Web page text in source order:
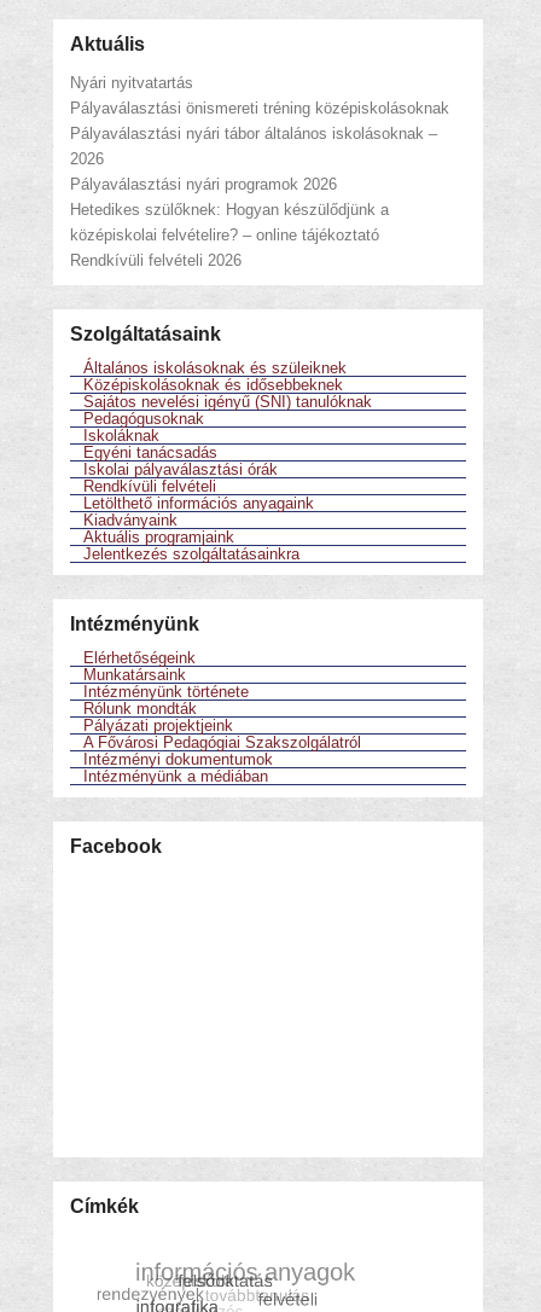
Aktuális
Nyári nyitvatartás
Pályaválasztási önismereti tréning középiskolásoknak
Pályaválasztási nyári tábor általános iskolásoknak –
2026
Pályaválasztási nyári programok 2026
Hetedikes szülőknek: Hogyan készülődjünk a
középiskolai felvételire? – online tájékoztató
Rendkívüli felvételi 2026
Szolgáltatásaink
Általános iskolásoknak és szüleiknek
Középiskolásoknak és idősebbeknek
Sajátos nevelési igényű (SNI) tanulóknak
Pedagógusoknak
Iskoláknak
Egyéni tanácsadás
Iskolai pályaválasztási órák
Rendkívüli felvételi
Letölthető információs anyagaink
Kiadványaink
Aktuális programjaink
Jelentkezés szolgáltatásainkra
Intézményünk
Elérhetőségeink
Munkatársaink
Intézményünk története
Rólunk mondták
Pályázati projektjeink
A Fővárosi Pedagógiai Szakszolgálatról
Intézményi dokumentumok
Intézményünk a médiában
Facebook
Címkék